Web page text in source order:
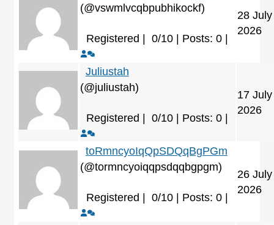
(@vswmlvcqbpubhikockf)
Registered | 0/10 | Posts: 0|
28 July
2026
Juliustah
(@juliustah)
Registered | 0/10 | Posts: 0|
17 July
2026
toRmncyoIqQpSDQqBgPGm
(@tormncyoiqqpsdqqbgpgm)
Registered | 0/10 | Posts: 0|
26 July
2026